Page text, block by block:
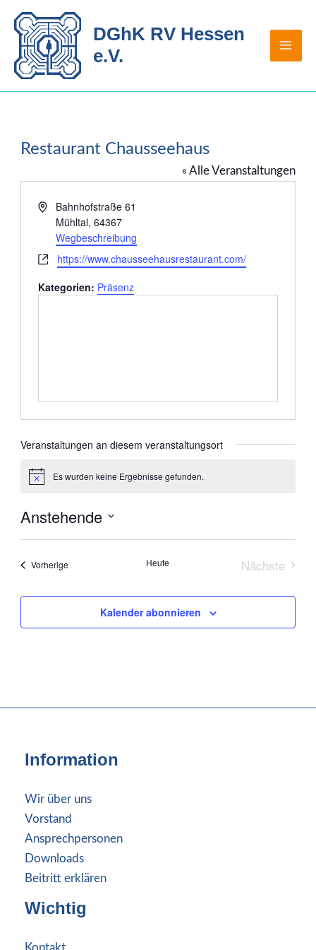
Inhalt
springen
DGhK RV Hessen
e.V.
Restaurant Chausseehaus
« Alle Veranstaltungen
AdresseBahnhofstraße 61
Mühltal, 64367
Wegbeschreibung
Webseitehttps://www.chausseehausrestaurant.com/
Kategorien: Präsenz
Veranstaltungen an diesem veranstaltungsort
HinweisEs wurden keine Ergebnisse gefunden.
Anstehende
VorherigeVeranstaltungen Heute
Nächste
Kalender abonnieren
Information
Wir über uns
Vorstand
Ansprechpersonen
Downloads
Beitritt erklären
Wichtig
Kontakt